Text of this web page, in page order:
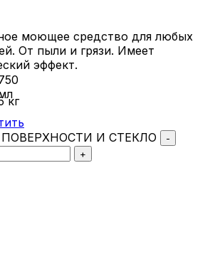
моющее средство для любых
От пыли и грязи. Имеет
эффект.
кг
ПОВЕРХНОСТИ И СТЕКЛО
-
+